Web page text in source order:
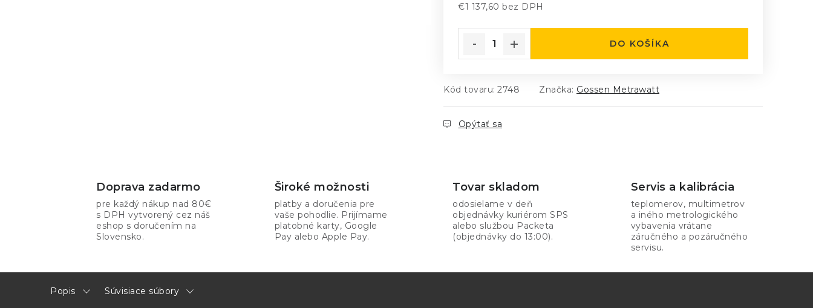
€1 137,60 bez DPH
DO KOŠÍKA
Kód tovaru: 2748 Značka: Gossen Metrawatt
Opýtať sa
Doprava zadarmo
pre každý nákup nad 80€
s DPH vytvorený cez náš
eshop s doručením na
Slovensko.
Široké možnosti
platby a doručenia pre
vaše pohodlie. Prijímame
platobné karty, Google
Pay alebo Apple Pay.
Tovar skladom
odosielame v deň
objednávky kuriérom SPS
alebo službou Packeta
(objednávky do 13:00).
Servis a kalibrácia
teplomerov, multimetrov
a iného metrologického
vybavenia vrátane
záručného a pozáručného
servisu.
Popis Súvisiace súbory